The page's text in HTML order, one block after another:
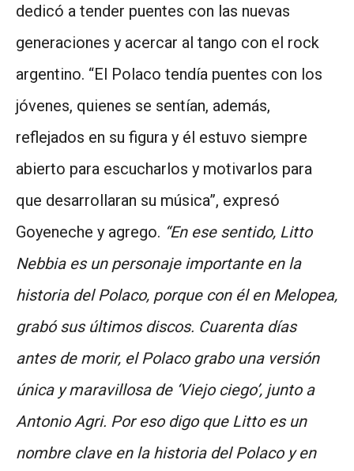
dedicó a tender puentes con las nuevas
generaciones y acercar al tango con el rock
argentino. “El Polaco tendía puentes con los
jóvenes, quienes se sentían, además,
reflejados en su figura y él estuvo siempre
abierto para escucharlos y motivarlos para
que desarrollaran su música”, expresó
Goyeneche y agrego. “En ese sentido, Litto
Nebbia es un personaje importante en la
historia del Polaco, porque con él en Melopea,
grabó sus últimos discos. Cuarenta días
antes de morir, el Polaco grabo una versión
única y maravillosa de ‘Viejo ciego’, junto a
Antonio Agri. Por eso digo que Litto es un
nombre clave en la historia del Polaco y en